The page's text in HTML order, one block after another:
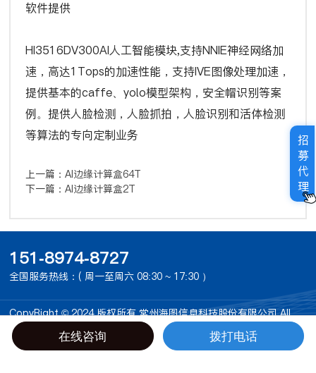
软件提供
HI3516DV300AI人工智能模块,支持NNIE神经网络加
速，高达1Tops的加速性能，支持IVE图像处理加速，
提供基本的caffe、yolo模型架构，安全帽识别等案
例。提供人脸检测，人脸抓拍，人脸识别和活体检测
等算法的专向定制业务
上一篇：AI边缘计算盒64T
下一篇：AI边缘计算盒2T
151-8974-8727
全国服务热线：( 周一至周六 08:30 ~ 17:30 ）
CopyRight © 2024 版权所有 常州海图信息科技股份有限公司 All
Rights Reserved备案号：苏ICP备15041000号-1
“本站部分素材来源于网络，如有侵权请联系我们，我们马上删除，谢谢”
招
募
代
理
在线咨询 拨打电话